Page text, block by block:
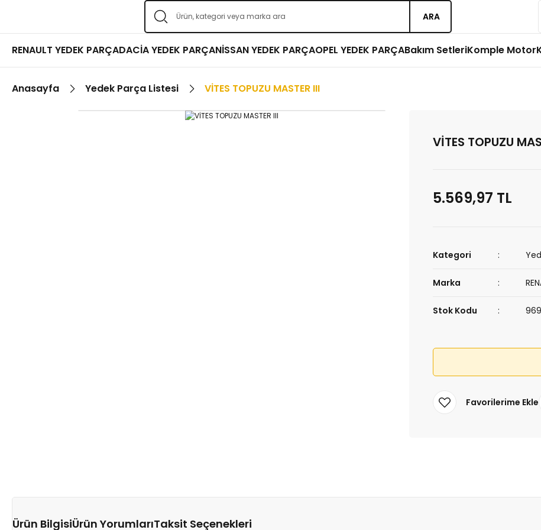
ARA
RENAULT YEDEK PARÇADACİA YEDEK PARÇANİSSAN YEDEK PARÇAOPEL YEDEK PARÇABakım SetleriKomple Motor
Anasayfa Yedek Parça Listesi VİTES TOPUZU MASTER III
VİTES TOPUZU
5.569,97 TL
Kategori
Marka
Stok Kodu
Ürün BilgisiÜrün YorumlarıTaksit Seçenekleri